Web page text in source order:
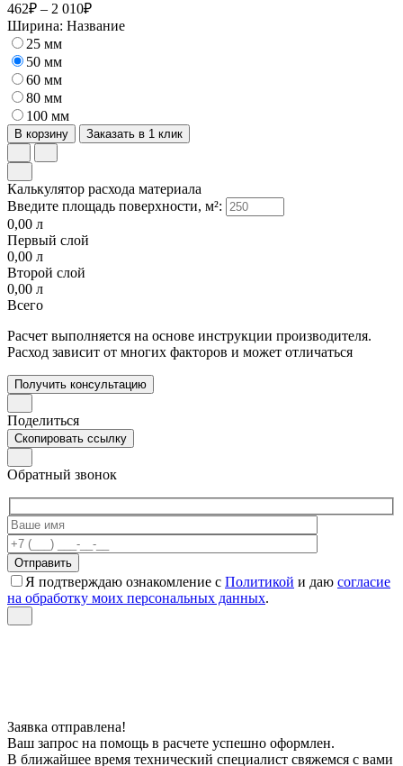
462₽ – 2 010₽
Ширина: Название
25 мм
50 мм
60 мм
80 мм
100 мм
В корзину Заказать в 1 клик
Калькулятор расхода материала
Введите площадь поверхности, м²:
0,00 л
Первый слой
0,00 л
Второй слой
0,00 л
Всего
Расчет выполняется на основе инструкции производителя.
Расход зависит от многих факторов и может отличаться
Получить консультацию
Поделиться
Скопировать ссылку
Обратный звонок
Я подтверждаю ознакомление с Политикой и даю согласие
на обработку моих персональных данных.
Заявка отправлена!
Ваш запрос на помощь в расчете успешно оформлен.
В ближайшее время технический специалист свяжемся с вами